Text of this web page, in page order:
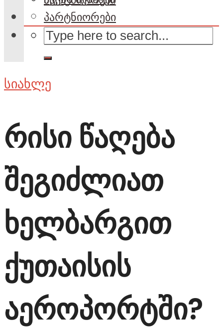
პარტნიორები
სიახლე
რისი წაღება
შეგიძლიათ
ხელბარგით
ქუთაისის
აეროპორტში?